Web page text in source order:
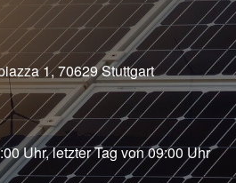
1, 70629 Stuttgart
Uhr, letzter Tag von 09:00 Uhr